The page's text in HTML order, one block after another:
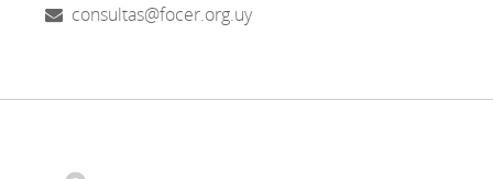
consultas@focer.org.uy